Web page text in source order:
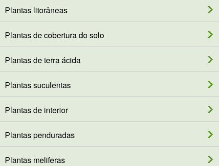
Plantas litorâneas
Plantas de cobertura do solo
Plantas de terra ácida
Plantas suculentas
Plantas de interior
Plantas penduradas
Plantas meliferas